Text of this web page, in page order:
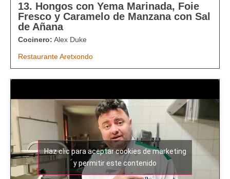
13. Hongos con Yema Marinada, Foie
Fresco y Caramelo de Manzana con Sal
de Añana
Cocinero: Alex Duke
Restaurante Aretxondo
Haz clic para aceptar cookies de marketing
y permitir este contenido